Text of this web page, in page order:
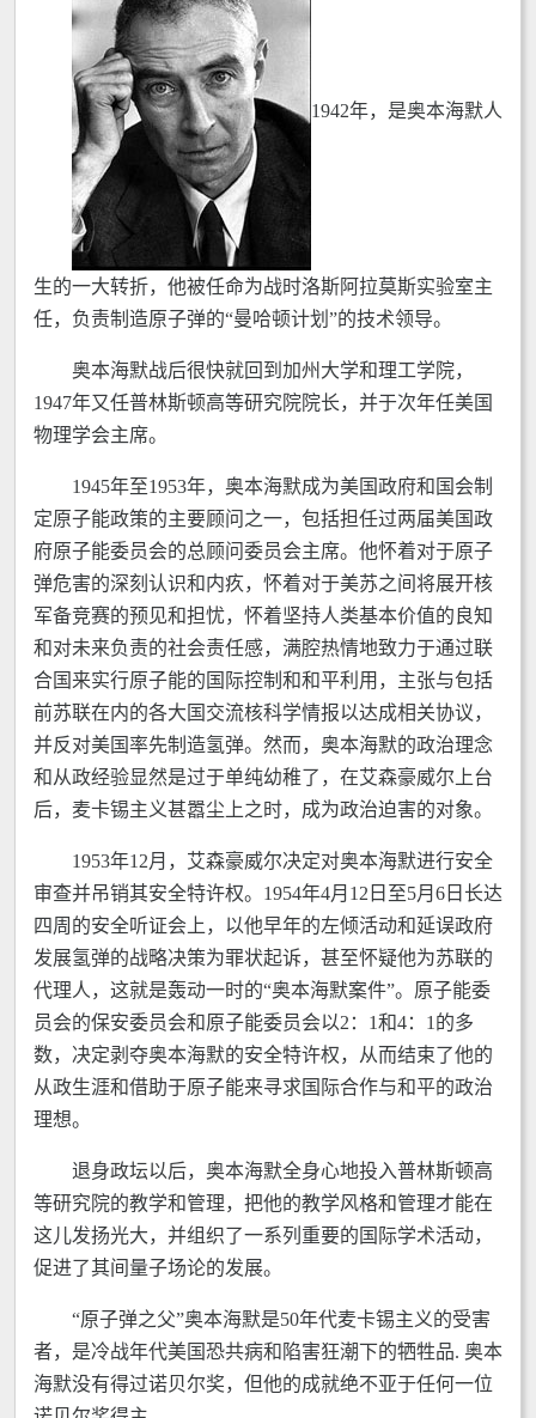
1942年，是奥本海默人
生的一大转折，他被任命为战时洛斯阿拉莫斯实验室主
任，负责制造原子弹的“曼哈顿计划”的技术领导。
奥本海默战后很快就回到加州大学和理工学院，
1947年又任普林斯顿高等研究院院长，并于次年任美国
物理学会主席。
1945年至1953年，奥本海默成为美国政府和国会制
定原子能政策的主要顾问之一，包括担任过两届美国政
府原子能委员会的总顾问委员会主席。他怀着对于原子
弹危害的深刻认识和内疚，怀着对于美苏之间将展开核
军备竞赛的预见和担忧，怀着坚持人类基本价值的良知
和对未来负责的社会责任感，满腔热情地致力于通过联
合国来实行原子能的国际控制和和平利用，主张与包括
前苏联在内的各大国交流核科学情报以达成相关协议，
并反对美国率先制造氢弹。然而，奥本海默的政治理念
和从政经验显然是过于单纯幼稚了，在艾森豪威尔上台
后，麦卡锡主义甚嚣尘上之时，成为政治迫害的对象。
1953年12月，艾森豪威尔决定对奥本海默进行安全
审查并吊销其安全特许权。1954年4月12日至5月6日长达
四周的安全听证会上，以他早年的左倾活动和延误政府
发展氢弹的战略决策为罪状起诉，甚至怀疑他为苏联的
代理人，这就是轰动一时的“奥本海默案件”。原子能委
员会的保安委员会和原子能委员会以2：1和4：1的多
数，决定剥夺奥本海默的安全特许权，从而结束了他的
从政生涯和借助于原子能来寻求国际合作与和平的政治
理想。
退身政坛以后，奥本海默全身心地投入普林斯顿高
等研究院的教学和管理，把他的教学风格和管理才能在
这儿发扬光大，并组织了一系列重要的国际学术活动，
促进了其间量子场论的发展。
“原子弹之父”奥本海默是50年代麦卡锡主义的受害
者，是冷战年代美国恐共病和陷害狂潮下的牺牲品. 奥本
海默没有得过诺贝尔奖，但他的成就绝不亚于任何一位